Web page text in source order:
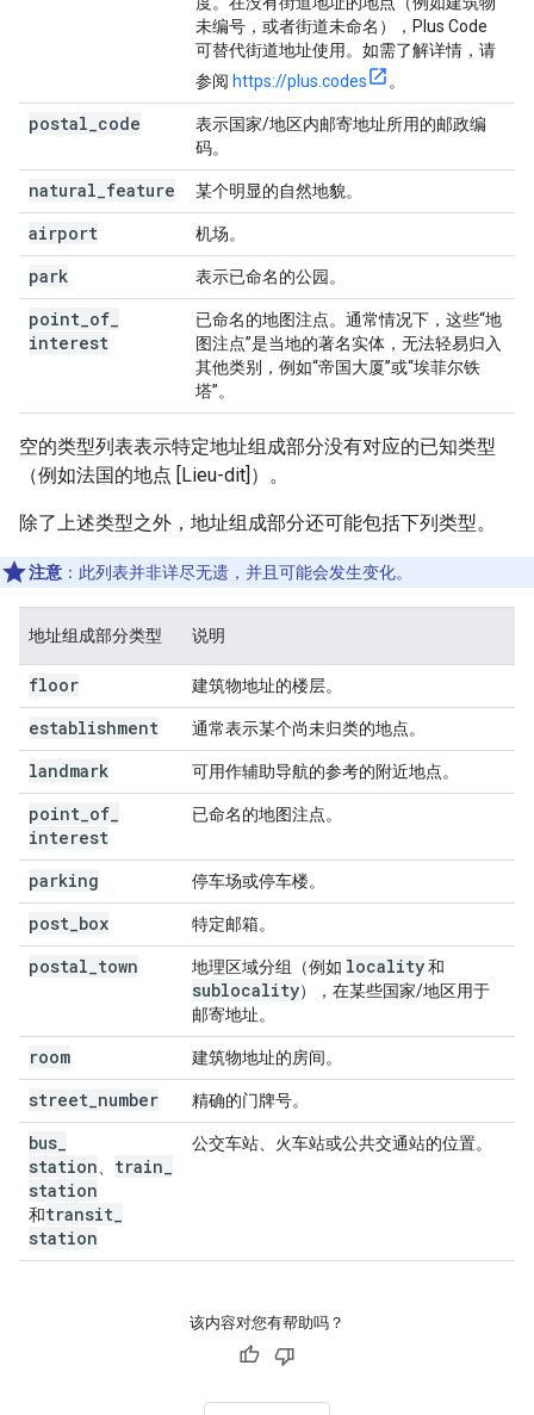
未编号，或者街道未命名），Plus Code
可替代街道地址使用。如需了解详情，请
参阅 https://plus.codes 。
postal code
表示国家/地区内邮寄地址所用的邮政编
码。
natural feature 某个明显的自然地貌。
airport 机场。
park 表示已命名的公园。
point of
interest
已命名的地图注点。通常情况下，这些“地
图注点”是当地的著名实体，无法轻易归入
其他类别，例如“帝国大厦”或“埃菲尔铁
塔”。
空的类型列表表示特定地址组成部分没有对应的已知类型
（例如法国的地点 [Lieu-dit]）。
除了上述类型之外，地址组成部分还可能包括下列类型。
注意 ：此列表并非详尽无遗，并且可能会发生变化。
地址组成部分类型 说明
floor 建筑物地址的楼层。
establishment 通常表示某个尚未归类的地点。
landmark 可用作辅助导航的参考的附近地点。
point of
interest
已命名的地图注点。
parking 停车场或停车楼。
post box 特定邮箱。
postal town 地理区域分组（例如 locality和
sublocality），在某些国家/地区用于
邮寄地址。
room 建筑物地址的房间。
street number 精确的门牌号。
bus
station
train
station
和transit
station
公交车站、火车站或公共交通站的位置。
该内容对您有帮助吗？